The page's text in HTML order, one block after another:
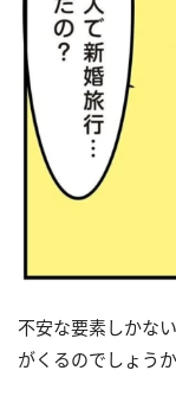
不安な要素しかな
がくるのでしょう